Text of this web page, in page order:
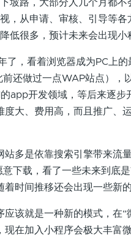
坡路，大部分人几个月都
，从申请、审核、引导等各
低很多，预计未来会出现小
，看着浏览器成为PC上的
还做过一点WAP站点），
app开发领域，等后来逐步
度大、费用高，而且推广、
是依靠搜索引擎带来流
下载，看了一些未来到底
时间推移还会出现一些新
就是一种新的模式，在“
在加入小程序会极大丰富微